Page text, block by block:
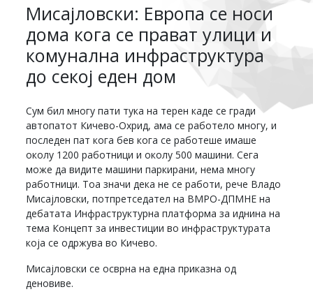
Мисајловски: Европа се носи
дома кога се прават улици и
комунална инфраструктура
до секој еден дом
Сум бил многу пати тука на терен каде се гради
автопатот Кичево-Охрид, ама се работело многу, и
последен пат кога бев кога се работеше имаше
околу 1200 работници и околу 500 машини. Сега
може да видите машини паркирани, нема многу
работници. Тоа значи дека не се работи, рече Владо
Мисајловски, потпретседател на ВМРО-ДПМНЕ на
дебатата Инфраструктурна платформа за иднина на
тема Концепт за инвестиции во инфраструктурата
која се одржува во Кичево.
Мисајловски се осврна на една приказна од
деновиве.